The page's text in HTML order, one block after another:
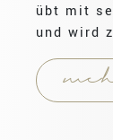
übt mit
und wird